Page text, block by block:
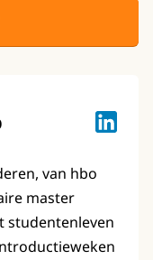
Lotte
van hbo
master
studentenleven